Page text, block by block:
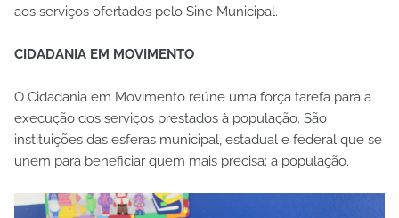
aos serviços ofertados pelo Sine Municipal.
CIDADANIA EM MOVIMENTO
O Cidadania em Movimento reúne uma força tarefa para a
execução dos serviços prestados à população. São
instituições das esferas municipal, estadual e federal que se
unem para beneficiar quem mais precisa: a população.